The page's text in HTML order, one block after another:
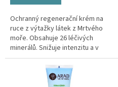
hvězdiček.
Ochranný regenerační krém na
ruce z výtažky látek z Mrtvého
moře. Obsahuje 26 léčivých
minerálů. Snižuje intenzitu a v
některých případech pak zcela
odstraní již existující...